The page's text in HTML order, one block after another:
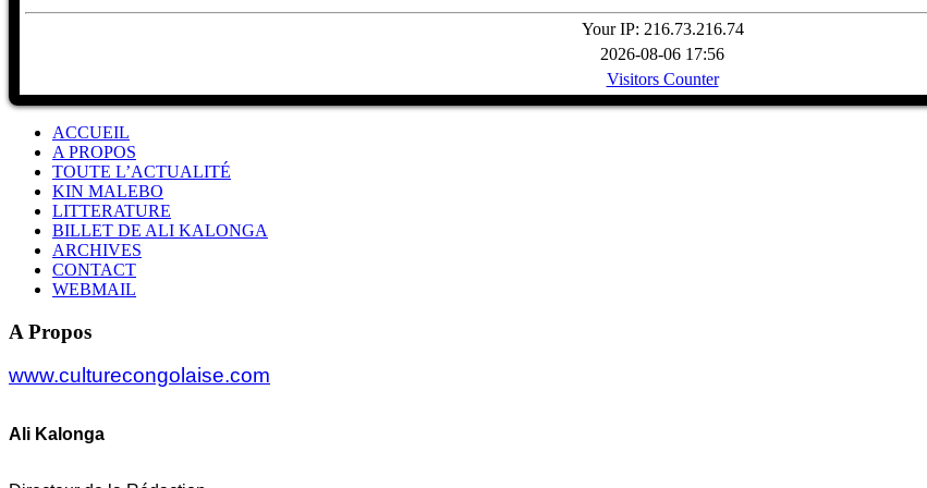
Your IP: 216.73.216.74
2026-08-06 17:56
Visitors Counter
ACCUEIL
A PROPOS
TOUTE L’ACTUALITÉ
KIN MALEBO
LITTERATURE
BILLET DE ALI KALONGA
ARCHIVES
CONTACT
WEBMAIL
A Propos
www.culturecongolaise.com
Ali Kalonga